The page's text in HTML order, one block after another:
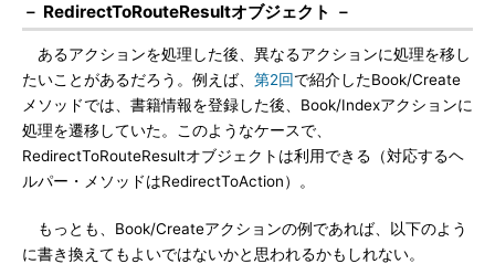
－ RedirectToRouteResultオブジェクト －
あるアクションを処理した後、異なるアクションに処理を移し
たいことがあるだろう。例えば、 第2回で紹介したBook/Create
メソッドでは、書籍情報を登録した後、Book/Indexアクションに
処理を遷移していた。このようなケースで、
RedirectToRouteResultオブジェクトは利用できる（対応するヘ
ルパー・メソッドはRedirectToAction）。
もっとも、Book/Createアクションの例であれば、以下のよう
に書き換えてもよいではないかと思われるかもしれない。